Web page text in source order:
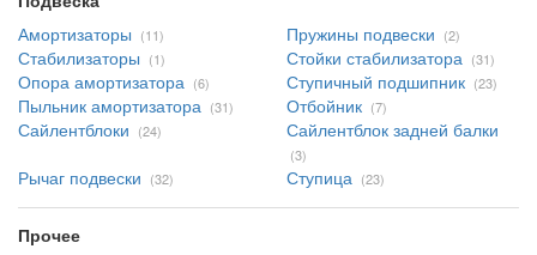
Амортизаторы (11) Пружины подвески (2)
Стабилизаторы (1) Стойки стабилизатора (31)
Опора амортизатора (6) Ступичный подшипник (23)
Пыльник амортизатора (31) Отбойник (7)
Сайлентблоки (24) Сайлентблок задней балки
(3)
Рычаг подвески (32) Ступица (23)
Прочее